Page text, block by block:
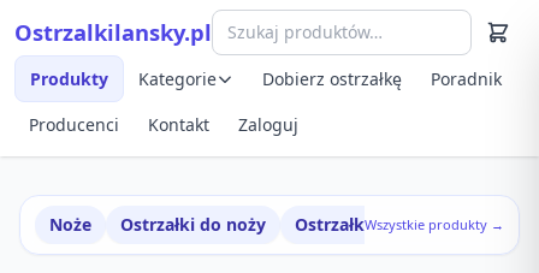
Ostrzalkilansky.pl
Produkty Kategorie Dobierz ostrzałkę
Poradnik
Producenci
Kontakt Zaloguj
Noże Ostrzałki do noży Ostrzałki w zestawach
Wszystkie produkty →
Szybki podgląd produktu